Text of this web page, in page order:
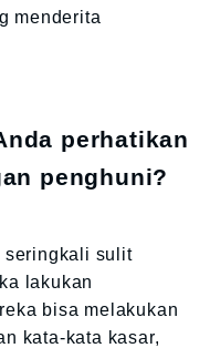
menderita
perhatikan
penghuni?
sulit
lakukan
bisa melakukan
kata-kata kasar,